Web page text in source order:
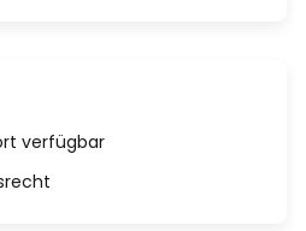
verfügbar